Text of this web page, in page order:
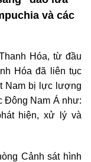
và các
Hóa, từ đầu
Hóa đã liên tục
Nam bị lực lượng
Đông Nam Á như:
hiện, xử lý và
Cảnh sát hình